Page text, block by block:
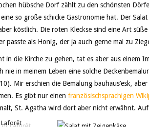
hübsche Dorf zählt zu den schönsten
so große schicke Gastronomie hat. Der
köstlich. Die roten Kleckse sind eine Art
passte als Honig, der ja auch gerne mal zu
in die Kirche zu gehen, tat es aber aus einem
nie in meinem Leben eine solche
Mir erschien die Bemalung bauhaus’esk,
Es gibt nur einen französischsprachigen
St. Agatha wird dort aber nicht erwähnt.
Laforêt